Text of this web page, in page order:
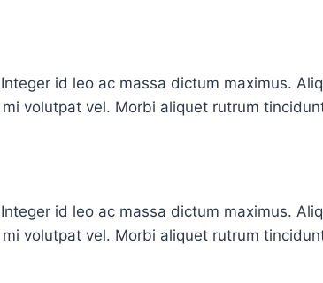
id leo ac massa dictum maximus.
volutpat vel. Morbi aliquet rutrum
id leo ac massa dictum maximus.
volutpat vel. Morbi aliquet rutrum